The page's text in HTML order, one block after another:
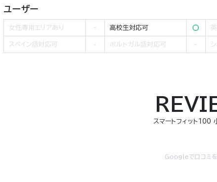
ユーザー
女性専用エリアあり 高校生対応可
スペイン語対応可 ポルトガル語対応可
スマートフィット100
Googleで口コミを